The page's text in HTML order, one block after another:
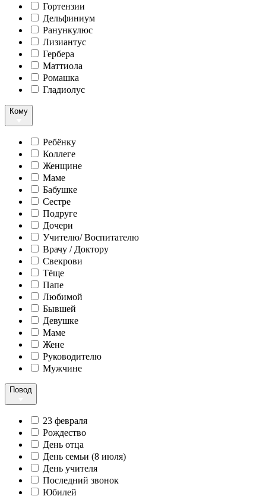
Гортензии
Дельфиниум
Ранункулюс
Лизиантус
Гербера
Маттиола
Ромашка
Гладиолус
Кому
Ребёнку
Коллеге
Женщине
Маме
Бабушке
Сестре
Подруге
Дочери
Учителю/ Воспитателю
Врачу / Доктору
Свекрови
Тёще
Папе
Любимой
Бывшей
Девушке
Маме
Жене
Руководителю
Мужчине
Повод
23 февраля
Рождество
День отца
День семьи (8 июля)
День учителя
Последний звонок
Юбилей